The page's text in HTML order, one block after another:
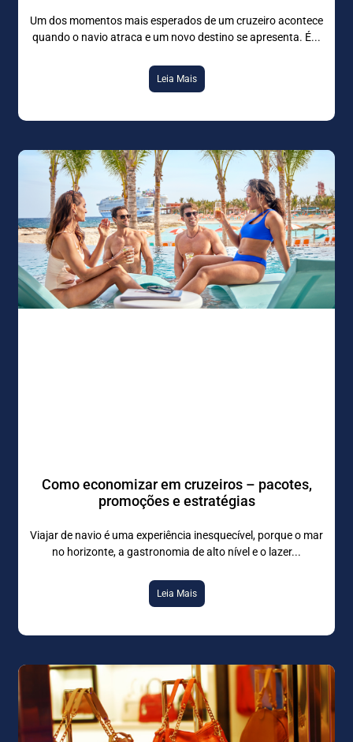
Um dos momentos mais esperados de um cruzeiro acontece
quando o navio atraca e um novo destino se apresenta. É
Leia Mais
Como economizar em cruzeiros – pacotes,
promoções e estratégias
Viajar de navio é uma experiência inesquecível, porque o mar
no horizonte, a gastronomia de alto nível e o lazer
Leia Mais